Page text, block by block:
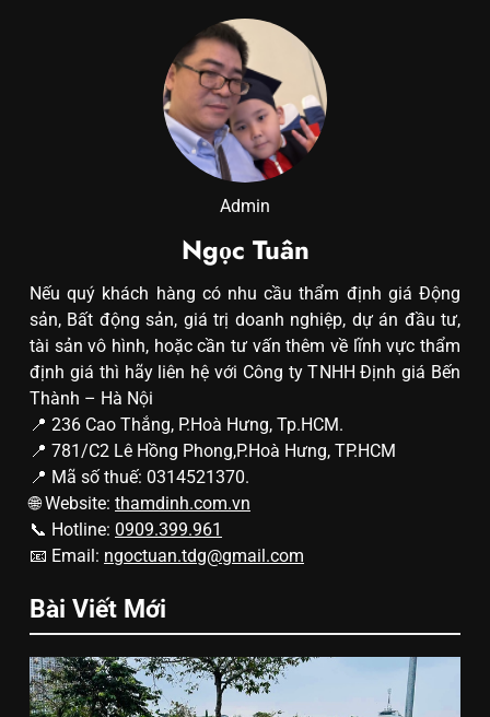
Admin
Ngọc Tuân
Nếu quý khách hàng có nhu cầu thẩm định giá Động
sản, Bất động sản, giá trị doanh nghiệp, dự án đầu tư,
tài sản vô hình, hoặc cần tư vấn thêm về lĩnh vực thẩm
định giá thì hãy liên hệ với Công ty TNHH Định giá Bến
Thành – Hà Nội
📍 236 Cao Thắng, P.Hoà Hưng, Tp.HCM.
📍 781/C2 Lê Hồng Phong,P.Hoà Hưng, TP.HCM
📍 Mã số thuế: 0314521370.
🌐 Website: thamdinh.com.vn
📞 Hotline: 0909.399.961
📧 Email: ngoctuan.tdg@gmail.com
Bài Viết Mới